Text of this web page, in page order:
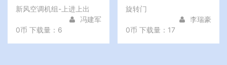
新风空调机组-上进上出
冯建军
0币 下载量：6
旋转门
李瑞豪
0币 下载量：17